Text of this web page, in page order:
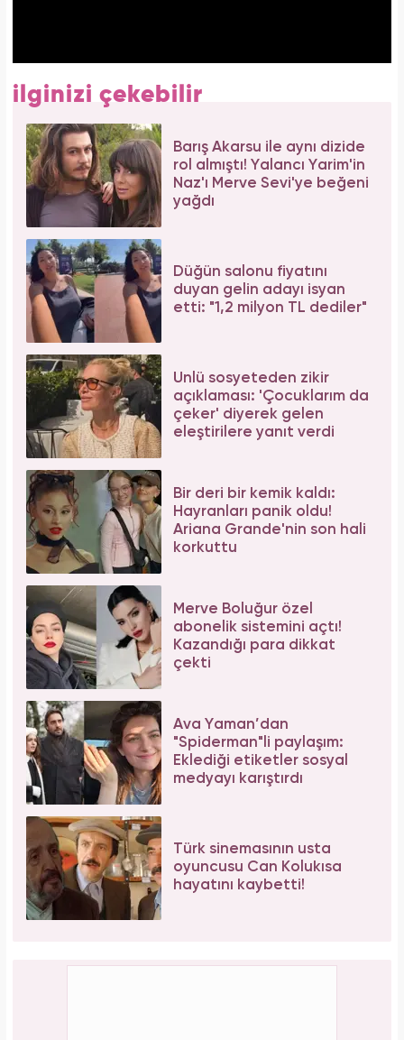
ilginizi çekebilir
Barış Akarsu ile aynı dizide
rol almıştı! Yalancı Yarim'in
Naz'ı Merve Sevi'ye beğeni
yağdı
Düğün salonu fiyatını
duyan gelin adayı isyan
etti: "1,2 milyon TL dediler"
Ünlü sosyeteden zikir
açıklaması: 'Çocuklarım da
çeker' diyerek gelen
eleştirilere yanıt verdi
Bir deri bir kemik kaldı:
Hayranları panik oldu!
Ariana Grande'nin son hali
korkuttu
Merve Boluğur özel
abonelik sistemini açtı!
Kazandığı para dikkat
çekti
Ava Yaman’dan
"Spiderman"li paylaşım:
Eklediği etiketler sosyal
medyayı karıştırdı
Türk sinemasının usta
oyuncusu Can Kolukısa
hayatını kaybetti!